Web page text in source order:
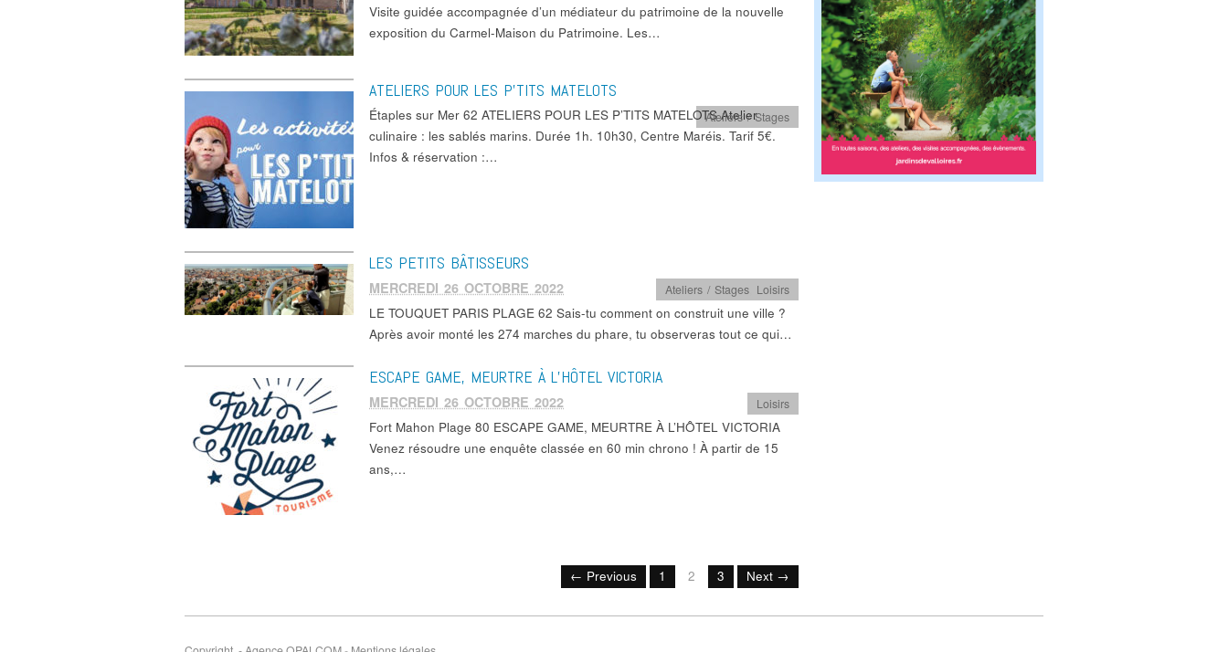
Visite guidée accompagnée d’un médiateur du patrimoine de la nouvelle
exposition du Carmel-Maison du Patrimoine. Les…
ATELIERS POUR LES P’TITS MATELOTS
Ateliers / Stages
Étaples sur Mer 62 ATELIERS POUR LES P’TITS MATELOTS Atelier
culinaire : les sablés marins. Durée 1h. 10h30, Centre Maréis. Tarif 5€.
Infos & réservation :…
LES PETITS BÂTISSEURS
MERCREDI 26 OCTOBRE 2022 Ateliers / Stages Loisirs
LE TOUQUET PARIS PLAGE 62 Sais-tu comment on construit une ville ?
Après avoir monté les 274 marches du phare, tu observeras tout ce qui…
ESCAPE GAME, MEURTRE À L’HÔTEL VICTORIA
MERCREDI 26 OCTOBRE 2022 Loisirs
Fort Mahon Plage 80 ESCAPE GAME, MEURTRE À L’HÔTEL VICTORIA
Venez résoudre une enquête classée en 60 min chrono ! À partir de 15
ans,…
← Previous 1 2 3 Next →